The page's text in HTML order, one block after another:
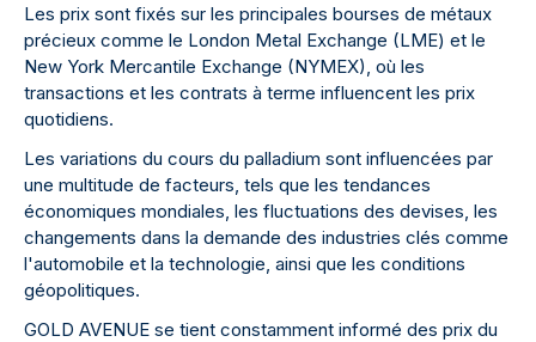
Les prix sont fixés sur les principales bourses de métaux
précieux comme le London Metal Exchange (LME) et le
New York Mercantile Exchange (NYMEX), où les
transactions et les contrats à terme influencent les prix
quotidiens.
Les variations du cours du palladium sont influencées par
une multitude de facteurs, tels que les tendances
économiques mondiales, les fluctuations des devises, les
changements dans la demande des industries clés comme
l'automobile et la technologie, ainsi que les conditions
géopolitiques.
GOLD AVENUE se tient constamment informé des prix du